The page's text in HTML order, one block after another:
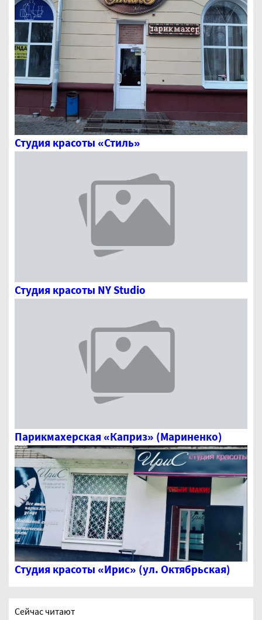
Студия красоты «Стиль»
Студия красоты NY Studio
Парикмахерская «Каприз» (Мариненко)
Студия красоты «Ирис» (ул. Октябрьская)
Сейчас читают